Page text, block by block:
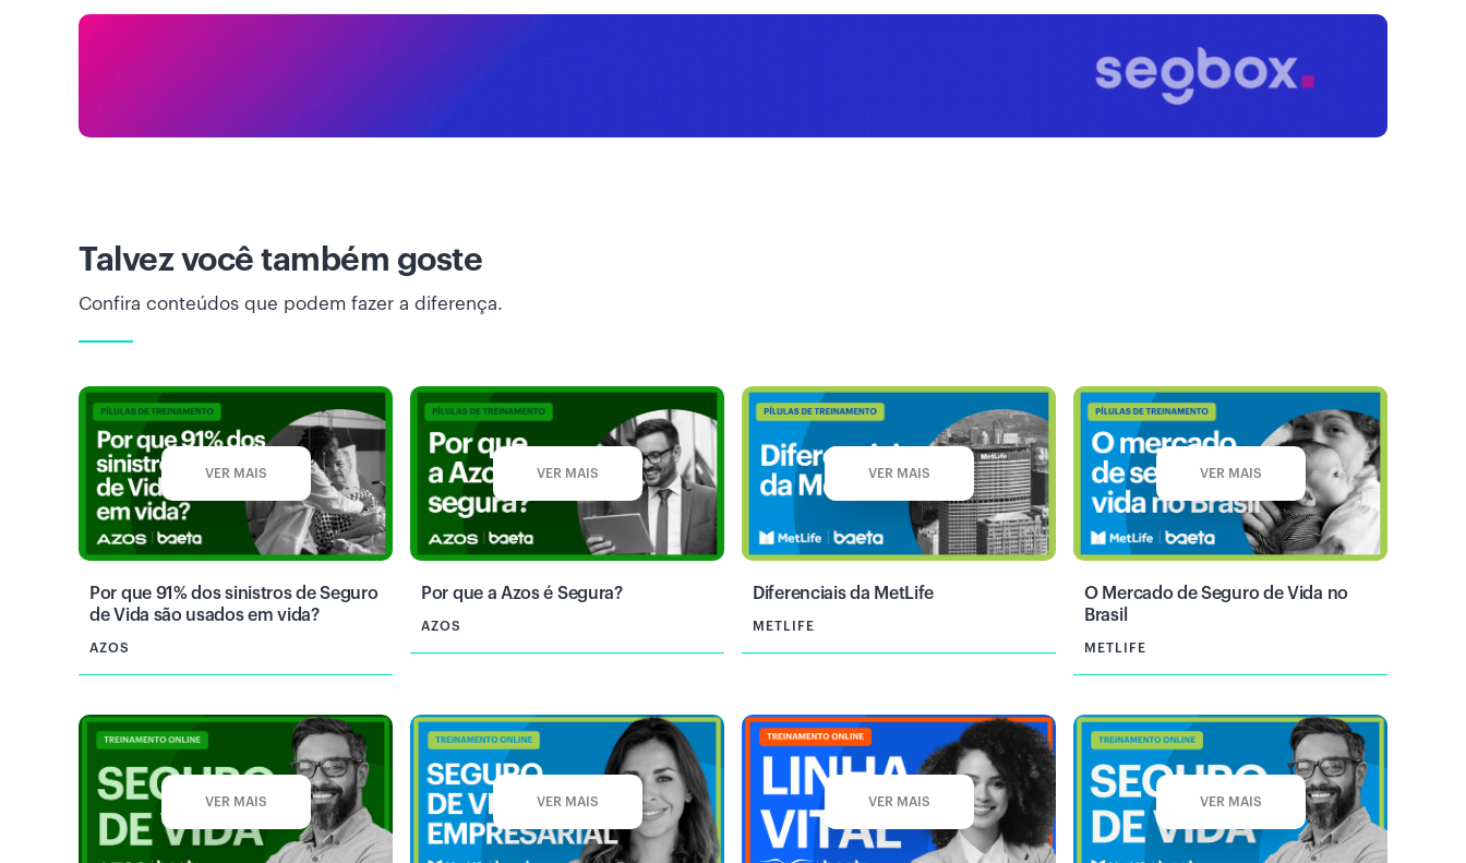
Talvez você também goste
Confira conteúdos que podem fazer a diferença.
VER MAIS
Por que 91% dos sinistros de Seguro
de Vida são usados em vida?
AZOS
VER MAIS
Por que a Azos é Segura?
AZOS
VER MAIS
Diferenciais da MetLife
METLIFE
VER MAIS
O Mercado de Seguro de Vida no
Brasil
METLIFE
VER MAIS VER MAIS VER MAIS VER MAIS